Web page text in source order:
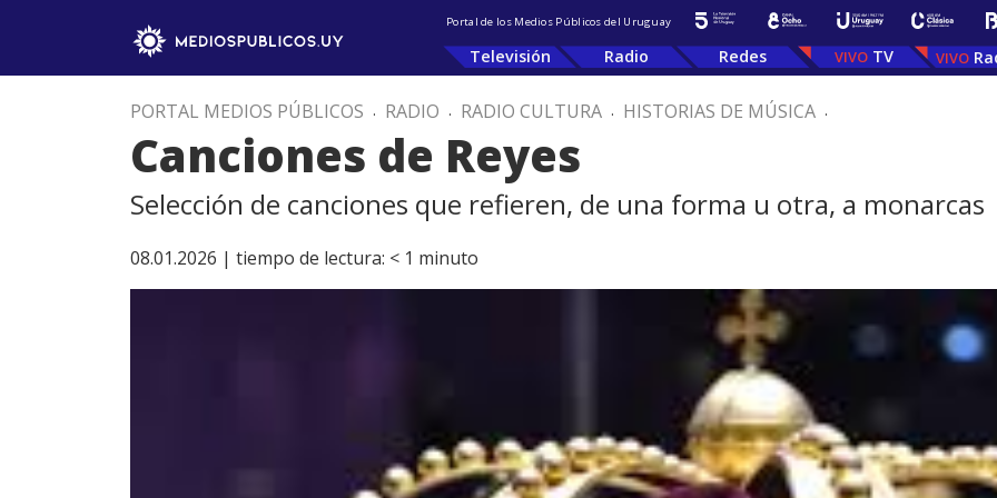
Portal de los Medios Públicos del Uruguay
Televisión Radio Redes TV
PORTAL MEDIOS PÚBLICOS . RADIO . RADIO CULTURA . HISTORIAS DE MÚSICA .
Canciones de Reyes
Selección de canciones que refieren, de una forma u otra, a monarcas
08.01.2026 | tiempo de lectura: < 1 minuto